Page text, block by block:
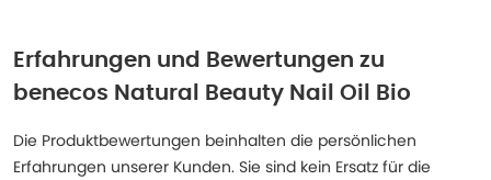
Erfahrungen und Bewertungen zu
benecos Natural Beauty Nail Oil Bio
Die Produktbewertungen beinhalten die persönlichen
Erfahrungen unserer Kunden. Sie sind kein Ersatz für die